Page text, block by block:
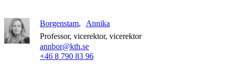
Borgenstam
Annika
Professor, vicerektor, vicerektor
annbor@kth.se
+46 8 790 83 96